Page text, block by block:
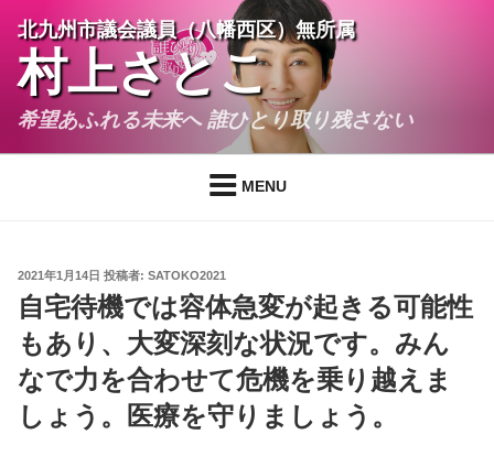
へ
北九州市議会議員（八幡西区）無所属
村上さとこ
希望あふれる未来へ 誰ひとり取り残さない
MENU
投
稿
日:
2021年1月14日 投稿者: SATOKO2021
自宅待機では容体急変が起きる可能性
もあり、大変深刻な状況です。みん
なで力を合わせて危機を乗り越えま
しょう。医療を守りましょう。